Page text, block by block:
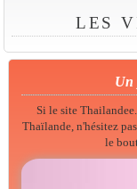
LES
Un
Si le site
Thaïlande, n'hésitez
le